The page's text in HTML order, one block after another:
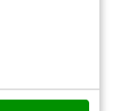
een zin.